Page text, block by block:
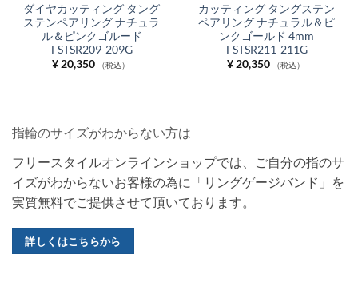
ダイヤカッティング タング
ステンペアリング ナチュラ
ル＆ピンクゴルード
FSTSR209-209G
¥20,350 （税込）
カッティング タングステン
ペアリング ナチュラル＆ピ
ンクゴールド 4mm
FSTSR211-211G
¥20,350 （税込）
指輪のサイズがわからない方は
フリースタイルオンラインショップでは、ご自分の指のサ
イズがわからないお客様の為に「リングゲージバンド」を
実質無料でご提供させて頂いております。
詳しくはこちらから